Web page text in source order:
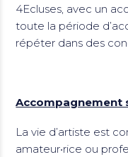
4Ecluses, avec un
toute la période
répéter dans des
Accompagnement
La vie d’artiste est
amateur•rice ou